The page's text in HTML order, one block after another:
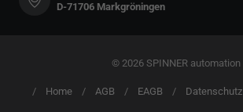
D-71706 Markgröningen
© 2026 SPINNER automation
Home AGB EAGB Datenschutz